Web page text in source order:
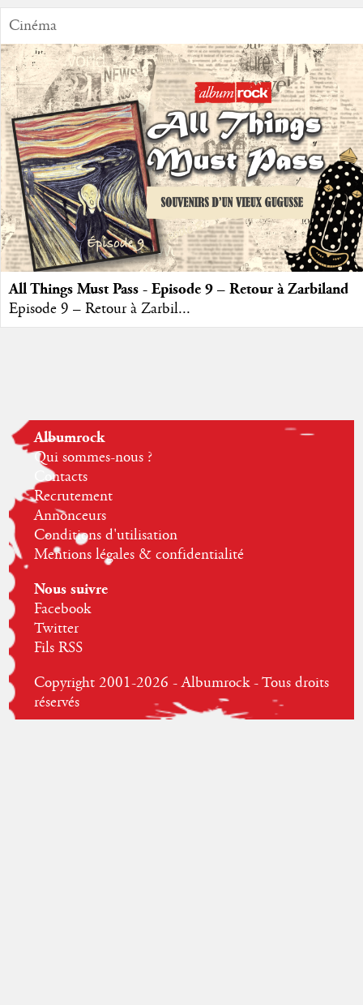
Cinéma
All Things Must Pass - Episode 9 – Retour à Zarbiland
Episode 9 – Retour à Zarbil...
Albumrock
Qui sommes-nous ?
Contacts
Recrutement
Annonceurs
Conditions d'utilisation
Mentions légales & confidentialité
Nous suivre
Facebook
Twitter
Fils RSS
Copyright 2001-2026 - Albumrock - Tous droits
réservés